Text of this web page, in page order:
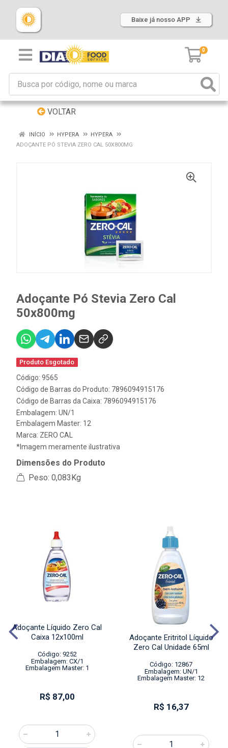
Baixe já nosso APP
0
VOLTAR
INÍCIO HYPERA
HYPERA
ADOÇANTE PÓ STEVIA ZERO CAL 50X800MG
Adoçante Pó Stevia Zero Cal
50x800mg
Produto Esgotado
Código: 9565
Código de Barras do Produto: 7896094915176
Código de Barras da Caixa: 7896094915176
Embalagem: UN/1
Embalagem Master: 12
Marca: ZERO CAL
*Imagem meramente ilustrativa
Dimensões do Produto
Peso: 0,083Kg
Adoçante Líquido Zero Cal
Caixa 12x100ml
Código: 9252
Embalagem: CX/1
Embalagem Master: 1
R$ 87,00
Adoçante Eritritol Líquido
Zero Cal Unidade 65ml
Código: 12867
Embalagem: UN/1
Embalagem Master: 12
R$ 16,37